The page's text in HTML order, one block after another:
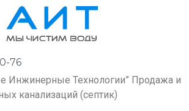
76
Инжинерные Технологии” Продажа и
канализаций (септик)